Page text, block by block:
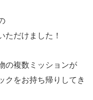
ただけました！
の複数ミッションが
クをお持ち帰りしてき